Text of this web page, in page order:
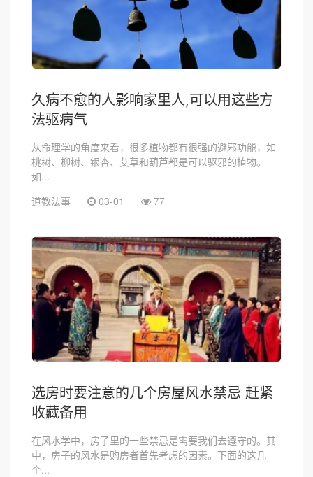
久病不愈的人影响家里人,可以用这些方
法驱病气
从命理学的角度来看，很多植物都有很强的避邪功能，如
桃树、柳树、银杏、艾草和葫芦都是可以驱邪的植物。
如...
道教法事
03-01 77
选房时要注意的几个房屋风水禁忌 赶紧
收藏备用
在风水学中，房子里的一些禁忌是需要我们去遵守的。其
中，房子的风水是购房者首先考虑的因素。下面的这几
个...